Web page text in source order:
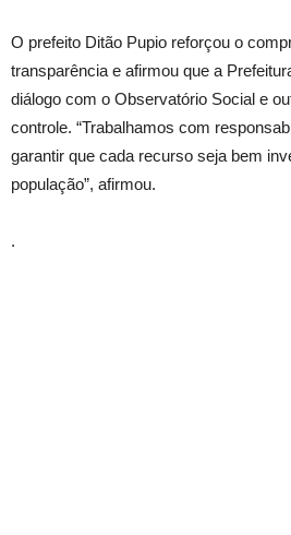
O prefeito Ditão Pupio reforçou o
transparência e afirmou que a
diálogo com o Observatório Social e
controle. “Trabalhamos com
garantir que cada recurso seja bem
população”, afirmou.
.